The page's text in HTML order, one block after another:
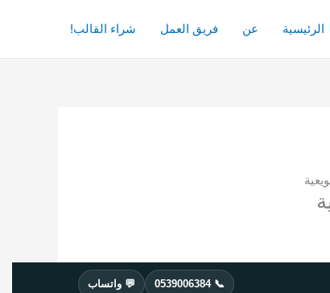
الرئيسية عن فريق العمل شراء القالب!
📞 0539006384 💬 واتساب